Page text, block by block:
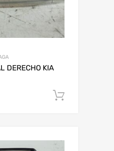
DERECHO KIA